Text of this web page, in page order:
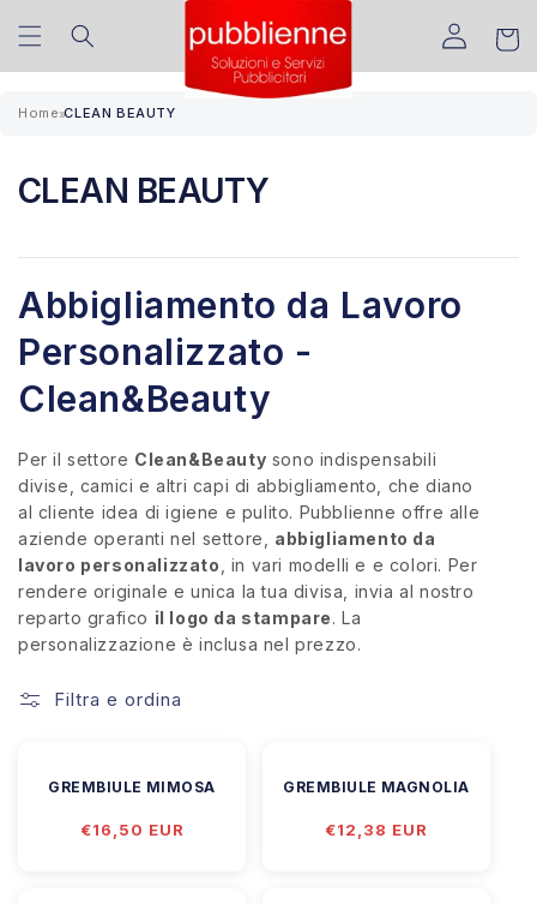
direttamente
ai contenuti
Translation missing:
Home»CLEAN BEAUTY
CLEAN BEAUTY
Abbigliamento da Lavoro
Personalizzato -
Clean&Beauty
Per il settore Clean&Beauty sono indispensabili
divise, camici e altri capi di abbigliamento, che diano
al cliente idea di igiene e pulito. Pubblienne offre alle
aziende operanti nel settore, abbigliamento da
lavoro personalizzato , in vari modelli e e colori. Per
rendere originale e unica la tua divisa, invia al nostro
reparto grafico il logo da stampare. La
personalizzazione è inclusa nel prezzo.
Filtra e ordina
GREMBIULE MIMOSA
Prezzo
€16,50 EUR
GREMBIULE MAGNOLIA
Prezzo
€12,38 EUR